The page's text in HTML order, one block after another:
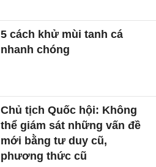
5 cách khử mùi tanh cá
nhanh chóng
Chủ tịch Quốc hội: Không
thể giám sát những vấn đề
mới bằng tư duy cũ,
phương thức cũ